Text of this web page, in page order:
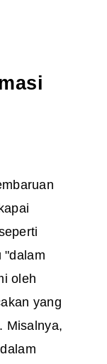
"dalam
oleh
yang
Misalnya,